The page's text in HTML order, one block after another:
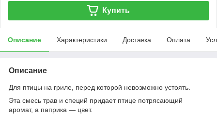
Купить
Описание Характеристики Доставка Оплата
Описание
Для птицы на гриле, перед которой невозможно устоять.
Эта смесь трав и специй придает птице потрясающий
аромат, а паприка — цвет.